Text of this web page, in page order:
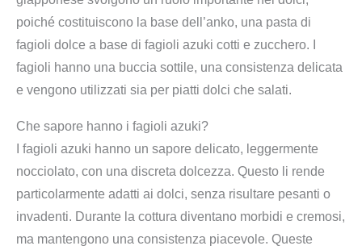
poiché costituiscono la base dell’anko, una pasta di
fagioli dolce a base di fagioli azuki cotti e zucchero. I
fagioli hanno una buccia sottile, una consistenza delicata
e vengono utilizzati sia per piatti dolci che salati.
Che sapore hanno i fagioli azuki?
I fagioli azuki hanno un sapore delicato, leggermente
nocciolato, con una discreta dolcezza. Questo li rende
particolarmente adatti ai dolci, senza risultare pesanti o
invadenti. Durante la cottura diventano morbidi e cremosi,
ma mantengono una consistenza piacevole. Queste